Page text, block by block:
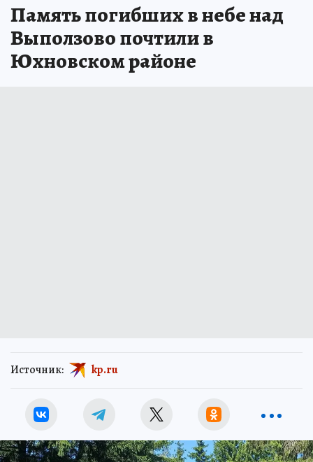
Память погибших в небе над
Выползово почтили в
Юхновском районе
Источник: kp.ru